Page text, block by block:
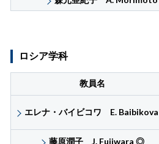
ロシア学科
教員名
エレナ・バイビコワ E. Baibikova
藤原潤子 J. Fujiwara ◎